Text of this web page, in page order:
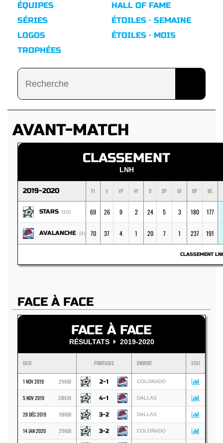
ÉQUIPES
SÉRIES
LOGOS
TROPHÉES
HALL OF FAME
ÉTOILES · SEMAINE
ÉTOILES · MOIS
AVANT-MATCH
CLASSEMENT
LNH
2019-2020 PJ V VP VF D DP DF BP BC
STARS (10) 69 26 9 2 24 5 3 180 177
AVALANCHE (4) 70 37 4 1 20 7 1 237 191
CLASSEMENT
FACE À FACE
FACE À FACE
RÉSULTATS 2019-2020
DATE POINTAGES ENDROIT STAT
1 NOV 2019 21H00 2-1 COLORADO
5 NOV 2019 20H30 4-1 DALLAS
28 DÉC 2019 19H00 3-2 DALLAS
14 JAN 2020 21H00 3-2 COLORADO